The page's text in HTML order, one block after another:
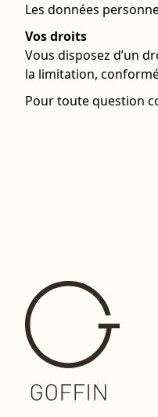
Les données
Vos droits
Vous disposez d’un
la limitation,
Pour toute question